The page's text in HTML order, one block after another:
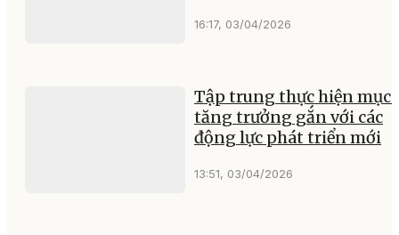
16:17, 03/04/2026
Tập trung thực hiện mục
tăng trưởng gắn với các
động lực phát triển mới
13:51, 03/04/2026